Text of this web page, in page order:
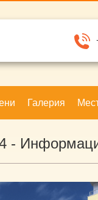
Галерия
-